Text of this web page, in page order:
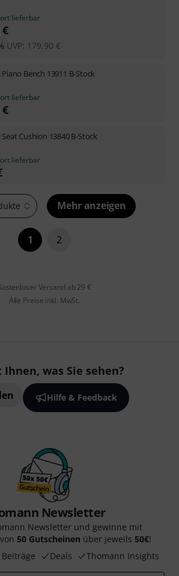
lieferbar
€
UVP: 179,90 €
Piano Bench 13911 B-Stock
lieferbar
€
Seat Cushion 13840 B-Stock
lieferbar
Mehr anzeigen
1 2
Versand ab 29 €
Alle Preise inkl. MwSt.
was Sie sehen?
Hilfe & Feedback
Newsletter
Newsletter und gewinne mit
50 Gutscheinen über jeweils 50€!
Deals Thomann Insights